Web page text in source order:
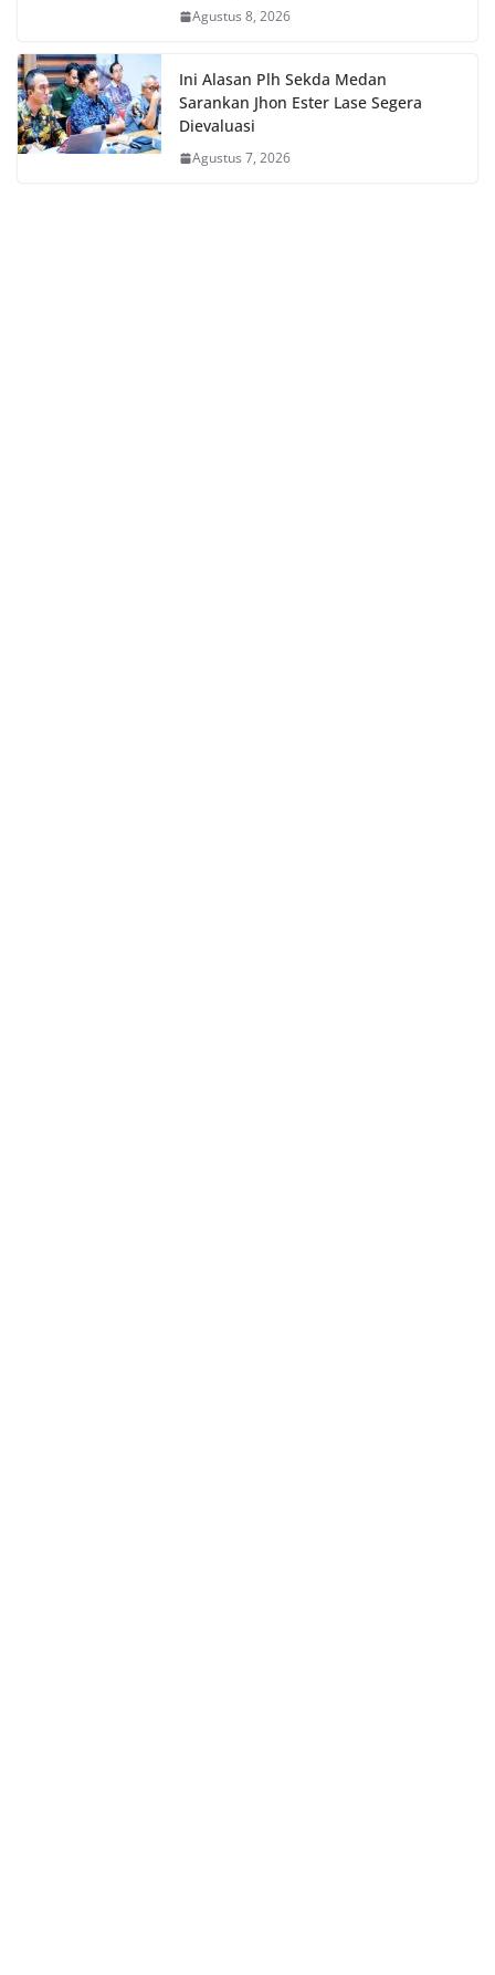
Agustus 8, 2026
Ini Alasan Plh Sekda Medan
Sarankan Jhon Ester Lase Segera
Dievaluasi
Agustus 7, 2026